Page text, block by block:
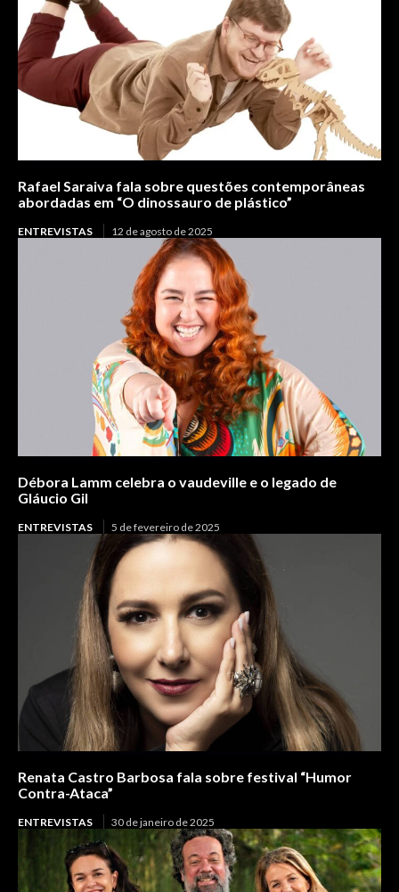
Rafael Saraiva fala sobre questões contemporâneas
abordadas em “O dinossauro de plástico”
ENTREVISTAS 12 de agosto de 2025
Débora Lamm celebra o vaudeville e o legado de
Gláucio Gil
ENTREVISTAS 5 de fevereiro de 2025
Renata Castro Barbosa fala sobre festival “Humor
Contra-Ataca”
ENTREVISTAS 30 de janeiro de 2025